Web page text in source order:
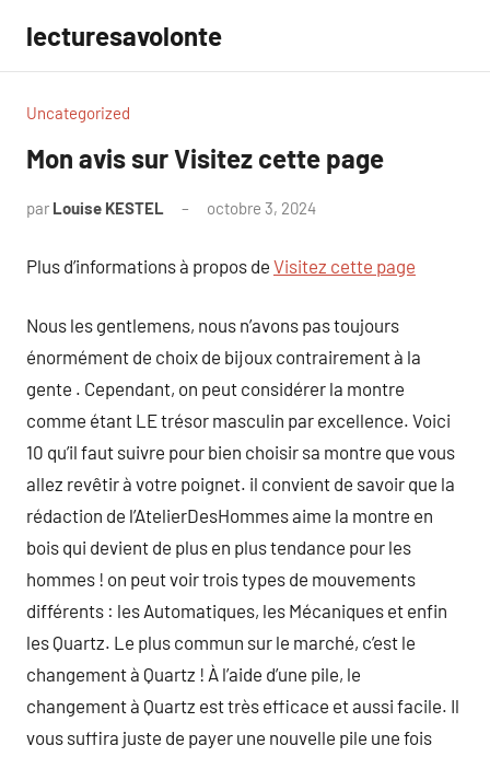
contenu
lecturesavolonte
Uncategorized
Mon avis sur Visitez cette page
par Louise KESTEL octobre 3, 2024
Plus d’informations à propos de Visitez cette page
Nous les gentlemens, nous n’avons pas toujours
énormément de choix de bijoux contrairement à la
gente . Cependant, on peut considérer la montre
comme étant LE trésor masculin par excellence. Voici
10 qu’il faut suivre pour bien choisir sa montre que vous
allez revêtir à votre poignet. il convient de savoir que la
rédaction de l’AtelierDesHommes aime la montre en
bois qui devient de plus en plus tendance pour les
hommes ! on peut voir trois types de mouvements
différents : les Automatiques, les Mécaniques et enfin
les Quartz. Le plus commun sur le marché, c’est le
changement à Quartz ! À l’aide d’une pile, le
changement à Quartz est très efficace et aussi facile. Il
vous suffira juste de payer une nouvelle pile une fois